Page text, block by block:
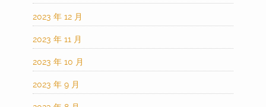
2023 年 12 月
2023 年 11 月
2023 年 10 月
2023 年 9 月